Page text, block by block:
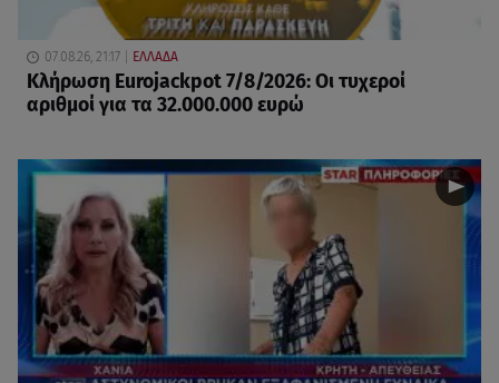
07.08.26, 21:17 ΕΛΛΑΔΑ
Κλήρωση Eurojackpot 7/8/2026: Οι τυχεροί
αριθμοί για τα 32.000.000 ευρώ